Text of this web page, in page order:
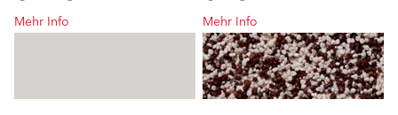
Mehr Info Mehr Info